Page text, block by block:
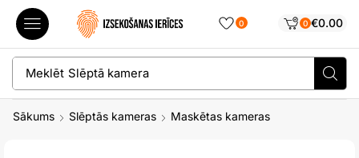
0 0 €0.00
Meklēt Slēptā kamera
Sākums Slēptās kameras Maskētas kameras